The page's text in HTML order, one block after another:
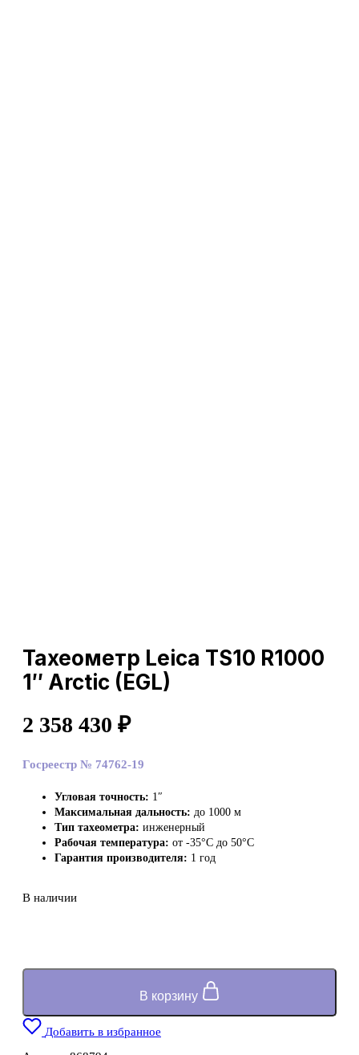
Тахеометр Leica TS10 R1000
1″ Arctic (EGL)
2 358 430 ₽
Госреестр № 74762-19
Угловая точность: 1″
Максимальная дальность: до 1000 м
Тип тахеометра: инженерный
Рабочая температура: от -35°C до 50°C
Гарантия производителя: 1 год
В наличии
В корзину
Добавить в избранное